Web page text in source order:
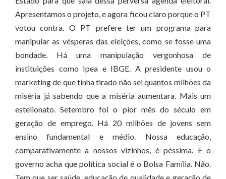
Apresentamos o projeto, e agora ficou claro porque o PT
votou contra. O PT prefere ter um programa para
manipular as vésperas das eleições, como se fosse uma
bondade. Há uma manipulação vergonhosa de
instituições como Ipea e IBGE. A presidente usou o
marketing de que tinha tirado não sei quantos milhões da
miséria já sabendo que a miséria aumentara. Mais um
estelionato. Setembro foi o pior mês do século em
geração de emprego. Há 20 milhões de jovens sem
ensino fundamental e médio. Nossa educação,
comparativamente a nossos vizinhos, é péssima. E o
governo acha que política social é o Bolsa Família. Não.